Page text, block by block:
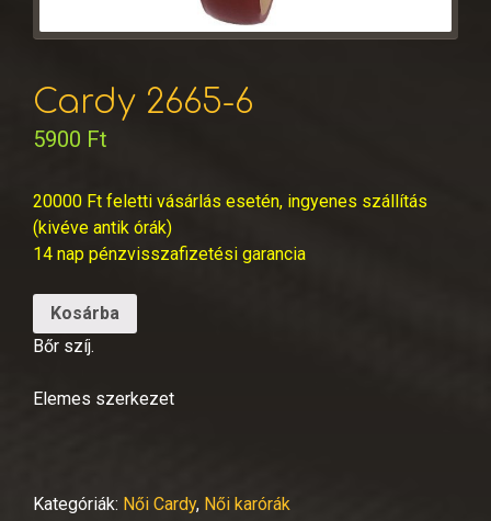
Cardy 2665-6
5900 Ft
20000 Ft feletti vásárlás esetén, ingyenes szállítás
(kivéve antik órák)
14 nap pénzvisszafizetési garancia
Kosárba
Bőr szíj.
Elemes szerkezet
Kategóriák: Női Cardy, Női karórák